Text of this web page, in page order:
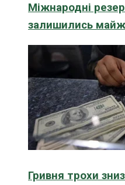
Міжнародні
залишились
Гривня трохи